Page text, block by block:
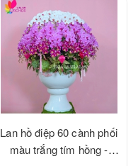
Lan hồ điệp 60 cành phối
màu trắng tím hồng -